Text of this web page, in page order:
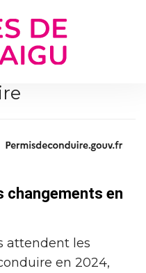
changements en
attendent les
en 2024,